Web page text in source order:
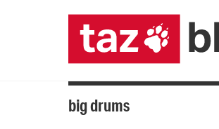
big drums